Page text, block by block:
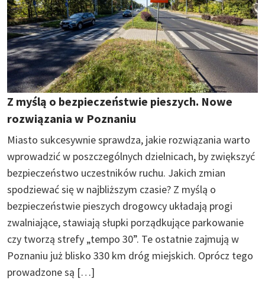
Z myślą o bezpieczeństwie pieszych. Nowe
rozwiązania w Poznaniu
Miasto sukcesywnie sprawdza, jakie rozwiązania warto
wprowadzić w poszczególnych dzielnicach, by zwiększyć
bezpieczeństwo uczestników ruchu. Jakich zmian
spodziewać się w najbliższym czasie? Z myślą o
bezpieczeństwie pieszych drogowcy układają progi
zwalniające, stawiają słupki porządkujące parkowanie
czy tworzą strefy „tempo 30”. Te ostatnie zajmują w
Poznaniu już blisko 330 km dróg miejskich. Oprócz tego
prowadzone są […]